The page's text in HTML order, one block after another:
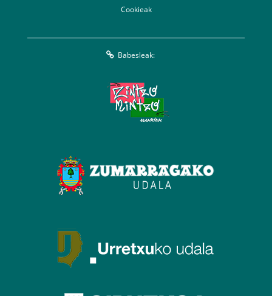
Cookieak
Babesleak: